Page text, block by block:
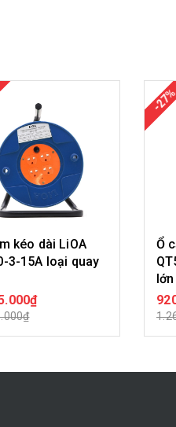
kéo dài LiOA
3-15A loại quay
MUA HÀNG
-
Ổ
lớn